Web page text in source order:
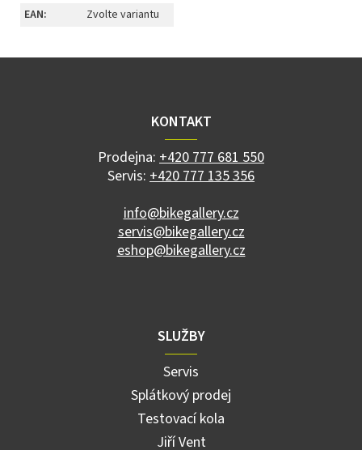
EAN: Zvolte variantu
Z
KONTAKT
Prodejna: +420 777 681 550
Servis: +420 777 135 356
info@bikegallery.cz
servis@bikegallery.cz
eshop@bikegallery.cz
SLUŽBY
Servis
Splátkový prodej
Testovací kola
Jiří Vent